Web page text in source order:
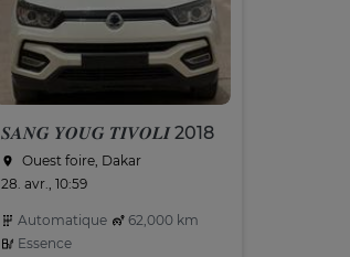
𝑺𝑨𝑵𝑮 𝒀𝑶𝑼𝑮 𝑻𝑰𝑽𝑶𝑳𝑰 2018
Ouest foire, Dakar
28. avr., 10:59
Automatique
62,000 km
Essence